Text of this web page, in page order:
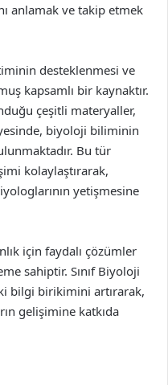
anlamak ve takip etmek
desteklenmesi ve
kapsamlı bir kaynaktır.
çeşitli materyaller,
biyoloji biliminin
Bu tür
kolaylaştırarak,
yetişmesine
için faydalı çözümler
sahiptir. Sınıf Biyoloji
bilgi birikimini artırarak,
gelişimine katkıda